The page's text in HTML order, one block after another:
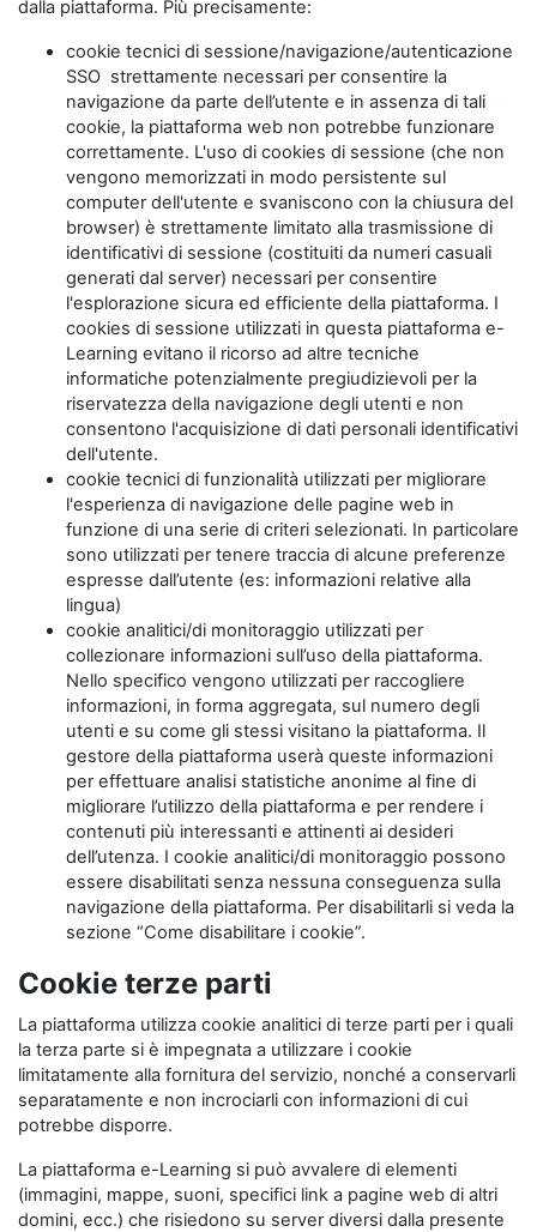
dalla piattaforma. Più precisamente:
cookie tecnici di sessione/navigazione/autenticazione
SSO strettamente necessari per consentire la
navigazione da parte dell’utente e in assenza di tali
cookie, la piattaforma web non potrebbe funzionare
correttamente. L'uso di cookies di sessione (che non
vengono memorizzati in modo persistente sul
computer dell'utente e svaniscono con la chiusura del
browser) è strettamente limitato alla trasmissione di
identificativi di sessione (costituiti da numeri casuali
generati dal server) necessari per consentire
l'esplorazione sicura ed efficiente della piattaforma. I
cookies di sessione utilizzati in questa piattaforma e-
Learning evitano il ricorso ad altre tecniche
informatiche potenzialmente pregiudizievoli per la
riservatezza della navigazione degli utenti e non
consentono l'acquisizione di dati personali identificativi
dell'utente.
cookie tecnici di funzionalità utilizzati per migliorare
l'esperienza di navigazione delle pagine web in
funzione di una serie di criteri selezionati. In particolare
sono utilizzati per tenere traccia di alcune preferenze
espresse dall’utente (es: informazioni relative alla
lingua)
cookie analitici/di monitoraggio utilizzati per
collezionare informazioni sull’uso della piattaforma.
Nello specifico vengono utilizzati per raccogliere
informazioni, in forma aggregata, sul numero degli
utenti e su come gli stessi visitano la piattaforma. Il
gestore della piattaforma userà queste informazioni
per effettuare analisi statistiche anonime al fine di
migliorare l’utilizzo della piattaforma e per rendere i
contenuti più interessanti e attinenti ai desideri
dell’utenza. I cookie analitici/di monitoraggio possono
essere disabilitati senza nessuna conseguenza sulla
navigazione della piattaforma. Per disabilitarli si veda la
sezione “Come disabilitare i cookie”.
Cookie terze parti
La piattaforma utilizza cookie analitici di terze parti per i quali
la terza parte si è impegnata a utilizzare i cookie
limitatamente alla fornitura del servizio, nonché a conservarli
separatamente e non incrociarli con informazioni di cui
potrebbe disporre.
La piattaforma e-Learning si può avvalere di elementi
(immagini, mappe, suoni, specifici link a pagine web di altri
domini, ecc.) che risiedono su server diversi dalla presente